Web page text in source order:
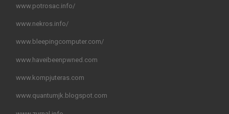
www.potrosac.info/
www.nekros.info/
www.bleepingcomputer.com/
www.haveibeenpwned.com
www.kompjuteras.com
www.quantumjk.blogspot.com